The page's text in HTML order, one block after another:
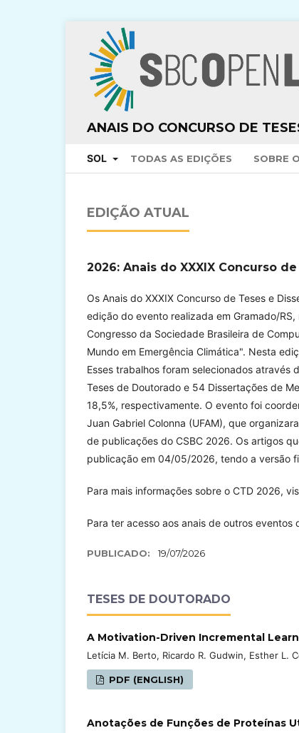
ANAIS DO CONCURSO DE
SOL TODAS AS EDIÇÕES SOBRE
EDIÇÃO ATUAL
2026: Anais do XXXIX Concurso
Os Anais do XXXIX Concurso de Teses e
edição do evento realizada em Gramado/
Congresso da Sociedade Brasileira de
Mundo em Emergência Climática". Nesta
Esses trabalhos foram selecionados
Teses de Doutorado e 54 Dissertações de
18,5%, respectivamente. O evento foi
Juan Gabriel Colonna (UFAM), que
de publicações do CSBC 2026. Os artigos
publicação em 04/05/2026, tendo a versão
Para mais informações sobre o CTD 2026,
Para ter acesso aos anais de outros
PUBLICADO: 19/07/2026
TESES DE DOUTORADO
A Motivation-Driven Incremental
Letícia M. Berto, Ricardo R. Gudwin, Esther L.
PDF (ENGLISH)
Anotações de Funções de Proteínas